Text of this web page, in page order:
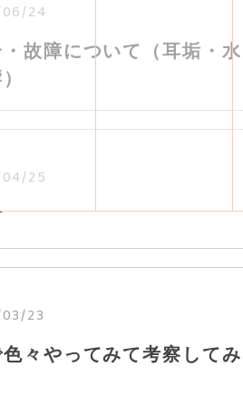
24
故障について（耳垢・水
25
23
々やってみて考察して